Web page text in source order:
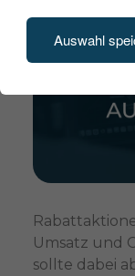
Umsatz und
sollte dabei
Auswahl